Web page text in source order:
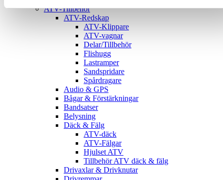
ATV-Tillbehör
ATV-Redskap
ATV-Klippare
ATV-vagnar
Delar/Tillbehör
Flishugg
Lastramper
Sandspridare
Spårdragare
Audio & GPS
Bågar & Förstärkningar
Bandsatser
Belysning
Däck & Fälg
ATV-däck
ATV-Fälgar
Hjulset ATV
Tillbehör ATV däck & fälg
Drivaxlar & Drivknutar